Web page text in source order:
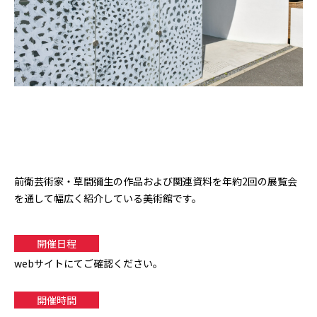
前衛芸術家・草間彌生の作品および関連資料を年約2回の展覧会
を通して幅広く紹介している美術館です。
開催日程
webサイトにてご確認ください。
開催時間